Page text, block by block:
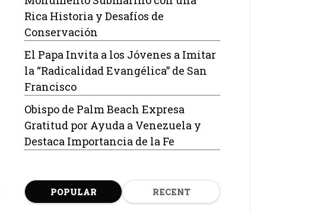
Rica Historia y Desafíos de
Conservación
El Papa Invita a los Jóvenes a Imitar
la “Radicalidad Evangélica” de San
Francisco
Obispo de Palm Beach Expresa
Gratitud por Ayuda a Venezuela y
Destaca Importancia de la Fe
POPULAR RECENT